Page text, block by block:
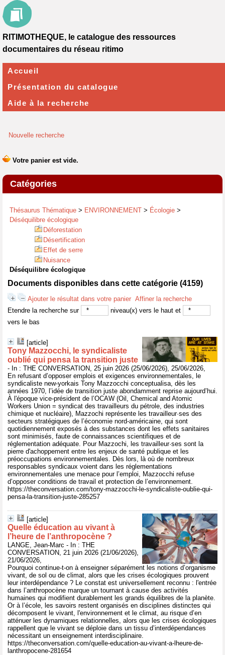
Nouvelle recherche
Catégories
Thésaurus Thématique > ENVIRONNEMENT > Écologie >
Déséquilibre écologique
Déforestation
Désertification
Effet de serre
Nuisance
Déséquilibre écologique
Documents disponibles dans cette catégorie (4159)
Ajouter le résultat dans votre panier Affiner la recherche
Etendre la recherche sur
niveau(x) vers le haut et
vers le bas
[article]
Tony Mazzocchi, le syndicaliste
oublié qui pensa la transition juste
- In : THE CONVERSATION, 25 juin 2026 (25/06/2026), 25/06/2026,
En refusant d’opposer emplois et exigences environnementales, le
syndicaliste new-yorkais Tony Mazzocchi conceptualisa, dès les
années 1970, l’idée de transition juste abondamment reprise aujourd’hui.
À l'époque vice-président de l’OCAW (Oil, Chemical and Atomic
Workers Union = syndicat des travailleurs du pétrole, des industries
chimique et nucléaire), Mazzochi représente les travailleur·ses des
secteurs stratégiques de l’économie nord-américaine, qui sont
quotidiennement exposés à des substances dont les effets sanitaires
sont minimisés, faute de connaissances scientifiques et de
réglementation adéquate. Pour Mazzochi, les travailleur·ses sont la
pierre d'achoppement entre les enjeux de santé publique et les
préoccupations environnementales. Dès lors, là où de nombreux
responsables syndicaux voient dans les réglementations
environnementales une menace pour l’emploi, Mazzocchi refuse
d’opposer conditions de travail et protection de l’environnement.
https://theconversation.com/tony-mazzocchi-le-syndicaliste-oublie-qui-
pensa-la-transition-juste-285257
[article]
Quelle éducation au vivant à
l’heure de l’anthropocène ?
LANGE, Jean-Marc - In : THE
CONVERSATION, 21 juin 2026 (21/06/2026),
21/06/2026,
Pourquoi continue-t-on à enseigner séparément les notions d’organisme
vivant, de sol ou de climat, alors que les crises écologiques prouvent
leur interdépendance ? Le constat est universellement reconnu : l'entrée
dans l’anthropocène marque un tournant à cause des activités
humaines qui modifient durablement les grands équilibres de la planète.
Or à l’école, les savoirs restent organisés en disciplines distinctes qui
décomposent le vivant, l'environnement et le climat, au risque d’en
atténuer les dynamiques relationnelles, alors que les crises écologiques
rappellent que le vivant se déploie dans un tissu d’interdépendances
nécessitant un enseignement interdisciplinaire.
https://theconversation.com/quelle-education-au-vivant-a-lheure-de-
lanthropocene-281654
RITIMOTHEQUE, le catalogue des ressources
documentaires du réseau ritimo
Accueil
Présentation du catalogue
Aide à la recherche